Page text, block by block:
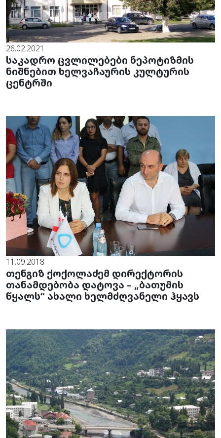
26.02.2021
საკადრო ცვლილებები ნეპოტიზმის
ნიშნებით ხელვაჩაურის კულტურის
ცენტრში
11.09.2018
თენგიზ ქოქოლაძემ დირექტორის
თანამდებობა დატოვა – „ბათუმის
წყალს“ ახალი ხელმძღვანელი ჰყავს